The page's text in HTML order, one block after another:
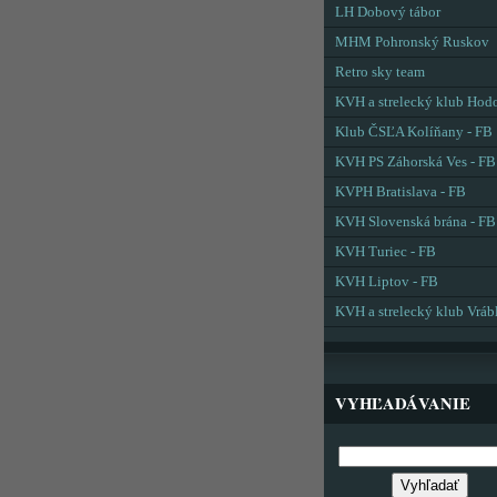
LH Dobový tábor
MHM Pohronský Ruskov
Retro sky team
KVH a strelecký klub
Klub ČSĽA Kolíňany - FB
KVH PS Záhorská Ves - FB
KVPH Bratislava - FB
KVH Slovenská brána - FB
KVH Turiec - FB
KVH Liptov - FB
KVH a strelecký klub
VYHĽADÁVANIE